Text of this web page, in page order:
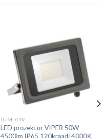
LUMI GTV
LED prozektor VIPER 50W
4500lm IP65 120kraadi 4000K